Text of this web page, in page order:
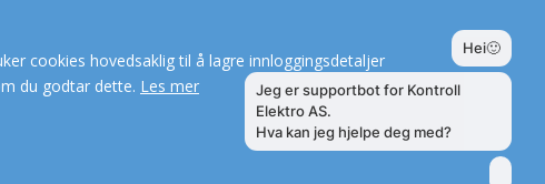
cookies hovedsaklig til å lagre innloggingsdetaljer
du godtar dette. Les mer